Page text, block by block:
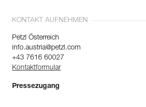
KONTAKT AUFNEHMEN
Petzl Österreich
info.austria@petzl.com
+43 7616 60027
Kontaktformular
Pressezugang